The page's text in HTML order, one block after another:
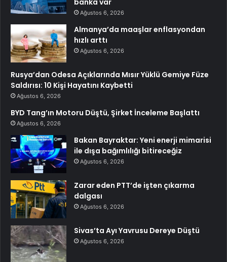
banka var
Ağustos 6, 2026
Almanya’da maaşlar enflasyondan
hızlı arttı
Ağustos 6, 2026
Rusya’dan Odesa Açıklarında Mısır Yüklü Gemiye Füze
Saldırısı: 10 Kişi Hayatını Kaybetti
Ağustos 6, 2026
BYD Tang’ın Motoru Düştü, Şirket İnceleme Başlattı
Ağustos 6, 2026
Bakan Bayraktar: Yeni enerji mimarisi
ile dışa bağımlılığı bitireceğiz
Ağustos 6, 2026
Zarar eden PTT’de işten çıkarma
dalgası
Ağustos 6, 2026
Sivas’ta Ayı Yavrusu Dereye Düştü
Ağustos 6, 2026